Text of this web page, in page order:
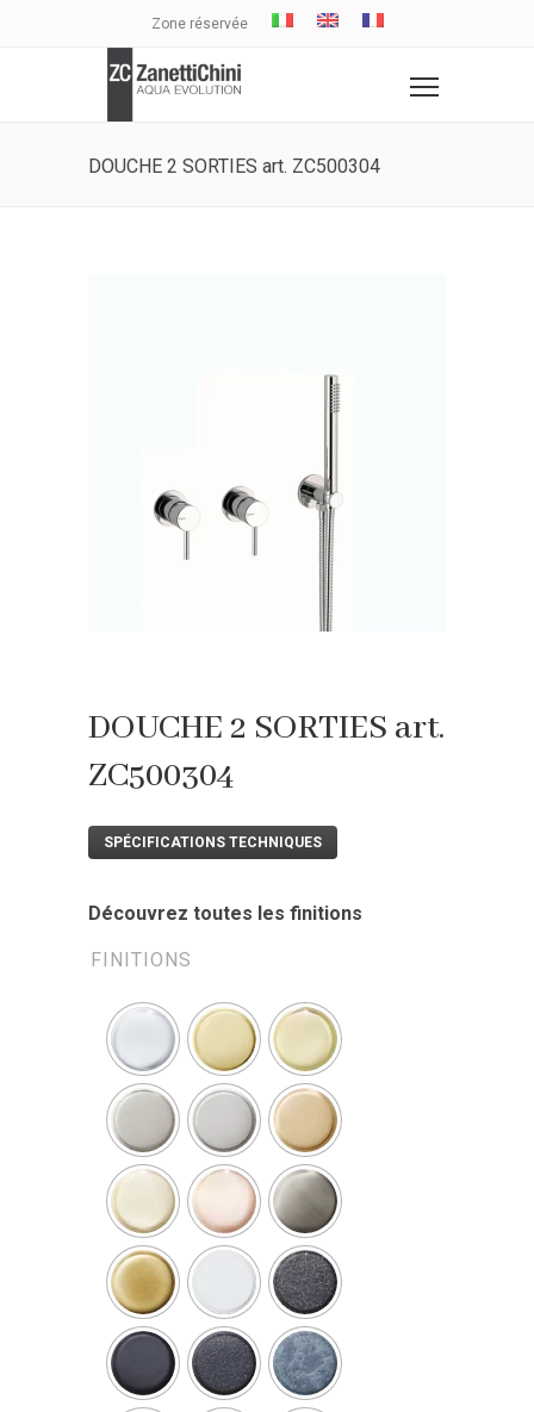
Zone réservée
DOUCHE 2 SORTIES art. ZC500304
DOUCHE 2 SORTIES art.
ZC500304
SPÉCIFICATIONS TECHNIQUES
Découvrez toutes les finitions
FINITIONS